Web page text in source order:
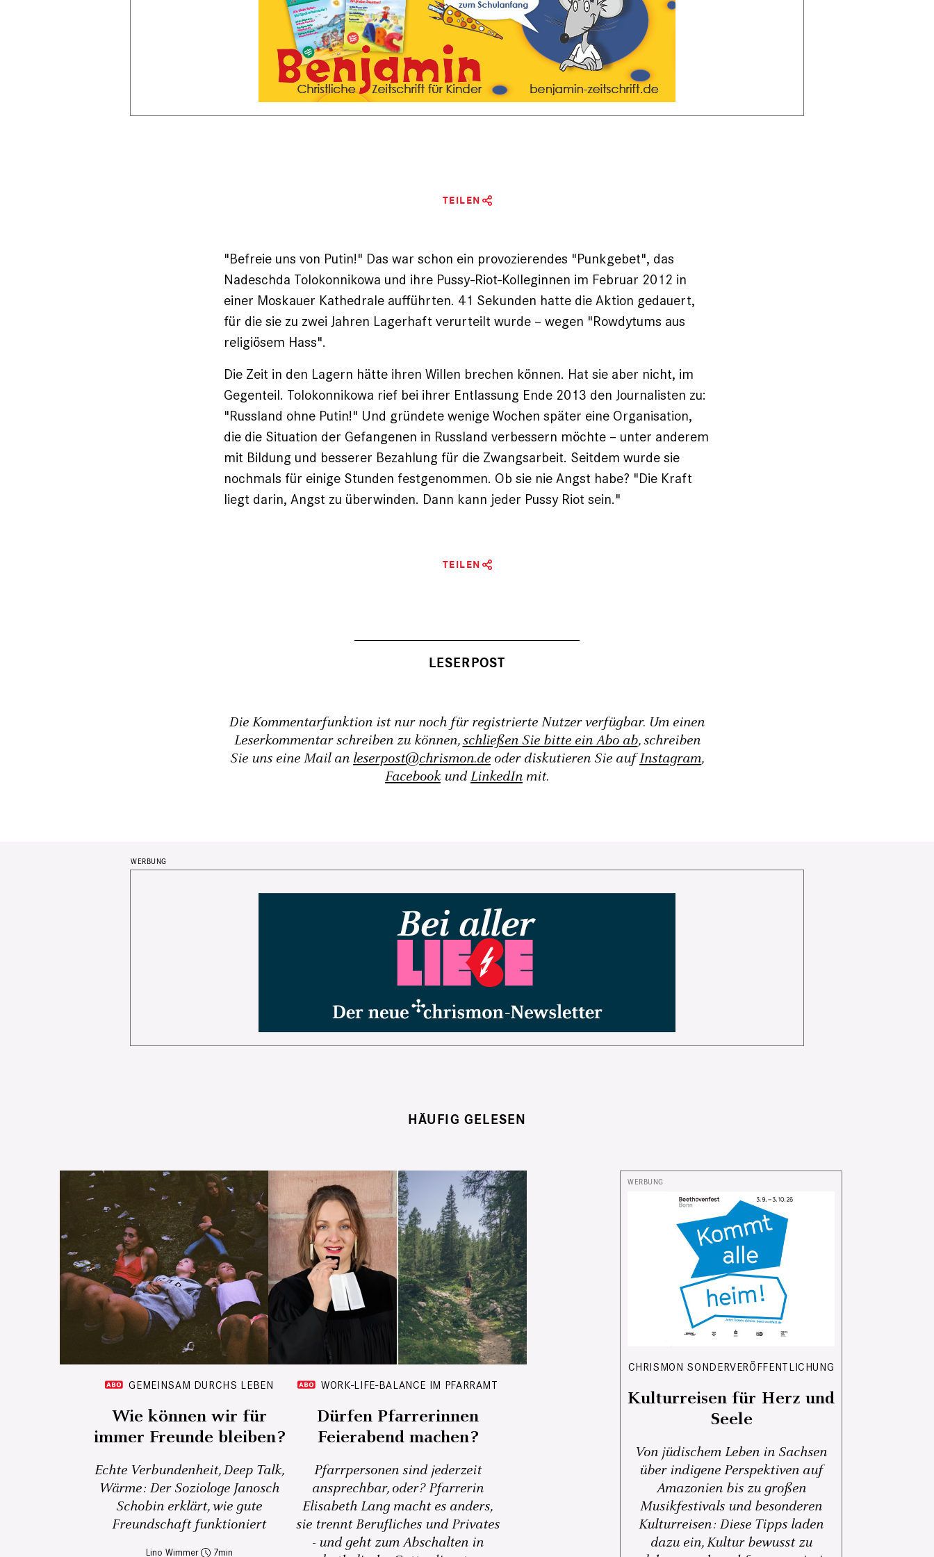
TEILEN
"Befreie uns von Putin!" Das war schon ein provozierendes "Punk­gebet", das
Nadeschda Tolokonnikowa und ihre Pussy-Riot-Kolleginnen im Februar 2012 in
einer Moskauer Kathedrale aufführten. 41 Sekunden hatte die Aktion gedauert,
für die sie zu zwei Jahren Lagerhaft verurteilt wurde – wegen "Rowdytums aus
religiösem Hass".
Die Zeit in den Lagern hätte ihren Willen brechen können. Hat sie aber nicht, im
Gegenteil. Tolokonnikowa rief bei ihrer Entlassung Ende 2013 den Journalisten zu:
"Russland ohne Putin!" Und gründete wenige Wochen später eine Organisation,
die die Situation der Gefangenen in Russland ver­bessern möchte – unter anderem
mit Bildung und besserer Bezahlung für die Zwangsarbeit. Seitdem wurde sie
nochmals für einige Stunden festgenommen. Ob sie nie Angst habe? "Die Kraft
liegt darin, Angst zu überwinden. Dann kann jeder Pussy Riot sein."
TEILEN
Die Kommentarfunktion ist nur noch für registrierte Nutzer verfügbar. Um einen
Leserkommentar schreiben zu können,schließen Sie bitte ein Abo ab, schreiben
Sie uns eine Mail an leserpost@chrismon.de oder diskutieren Sie aufInstagram,
FacebookundLinkedIn mit.
HÄUFIG GELESEN
GEMEINSAM DURCHS LEBEN
Wie können wir für
immer Freunde bleiben?
Echte Verbundenheit, Deep Talk,
Wärme: Der Soziologe Janosch
Schobin erklärt, wie gute
Freundschaft funktioniert
Lino Wimmer 7
WORK-LIFE-BALANCE IM PFARRAMT
Dürfen Pfarrerinnen
Feierabend machen?
Pfarrpersonen sind jederzeit
ansprechbar, oder? Pfarrerin
Elisabeth Lang macht es anders,
sie trennt Berufliches und Privates
- und geht zum Abschalten in
CHRISMON SONDERVERÖFFENTLICHUNG
Kulturreisen für Herz und
Seele
Von jüdischem Leben in Sachsen
über indigene Perspektiven auf
Amazonien bis zu großen
Musikfestivals und besonderen
Kulturreisen: Diese Tipps laden
dazu ein, Kultur bewusst zu